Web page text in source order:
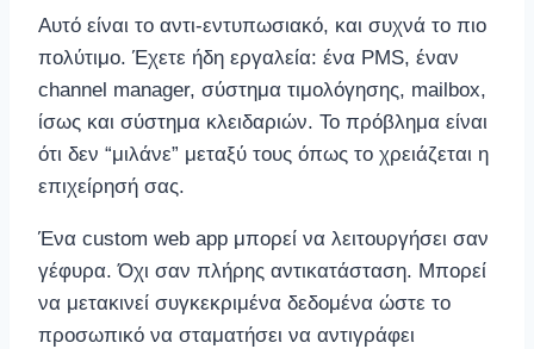
Αυτό είναι το αντι-εντυπωσιακό, και συχνά το πιο
πολύτιμο. Έχετε ήδη εργαλεία: ένα PMS, έναν
channel manager, σύστημα τιμολόγησης, mailbox,
ίσως και σύστημα κλειδαριών. Το πρόβλημα είναι
ότι δεν “μιλάνε” μεταξύ τους όπως το χρειάζεται η
επιχείρησή σας.
Ένα custom web app μπορεί να λειτουργήσει σαν
γέφυρα. Όχι σαν πλήρης αντικατάσταση. Μπορεί
να μετακινεί συγκεκριμένα δεδομένα ώστε το
προσωπικό να σταματήσει να αντιγράφει